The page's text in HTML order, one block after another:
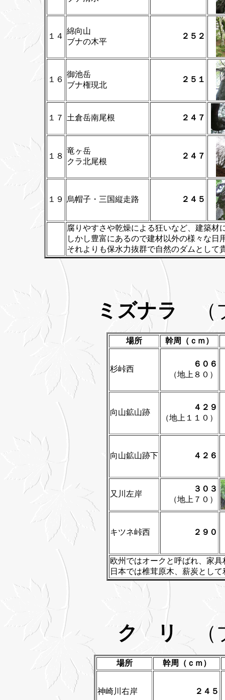
１４
綿向山
ブナの木平
２５２
１６
御池岳
ブナ権現北
２５１
１７ 土倉岳南尾根 ２４７
１８
竜ヶ岳
クラ北尾根
２４７
１９ 烏帽子・三国縦走路 ２４５
腐りやすさや乾燥による狂いなど、建築
しかし豊富にあるので建材以外の様々な日
それよりも保水力抜群で自然のダムとして
ミズナラ （
場所 幹周（ｃｍ）
杉峠西
６０６
（地上８０）
向山鉱山跡
４２９
（地上１１０）
向山鉱山跡下 ４２６
又川左岸
３０３
（地上７０）
キツネ峠西 ２９０
欧州ではオークと呼ばれ、家
日本では椎茸原木、薪炭として
ク リ（
場所 幹周（ｃｍ）
神崎川右岸 ２４５